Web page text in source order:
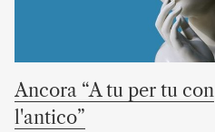
Ancora “A tu per tu con
l'antico”